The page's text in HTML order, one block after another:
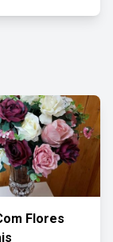
Flores